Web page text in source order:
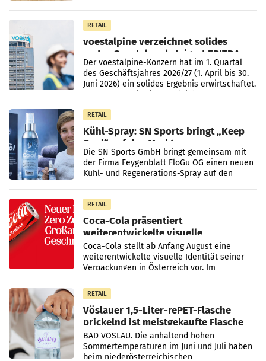
RETAIL
voestalpine verzeichnet solides
erstes Quartal und steigert EBITDA
Der voestalpine-Konzern hat im 1. Quartal
des Geschäftsjahres 2026/27 (1. April bis 30.
Juni 2026) ein solides Ergebnis erwirtschaftet.
RETAIL
Kühl-Spray: SN Sports bringt „Keep
Cool“ auf den Markt
Die SN Sports GmbH bringt gemeinsam mit
der Firma Feygenblatt FloGu OG einen neuen
Kühl- und Regenerations-Spray auf den
RETAIL
Coca-Cola präsentiert
weiterentwickelte visuelle
Markenidentität
Coca-Cola stellt ab Anfang August eine
weiterentwickelte visuelle Identität seiner
Verpackungen in Österreich vor. Im
Mittelpunkt des Redesigns stehen zentrale
Gestaltungselemente
RETAIL
Vöslauer 1,5-Liter-rePET-Flasche
prickelnd ist meistgekaufte Flasche
Österreichs
BAD VÖSLAU. Die anhaltend hohen
Sommertemperaturen im Juni und Juli haben
beim niederösterreichischen